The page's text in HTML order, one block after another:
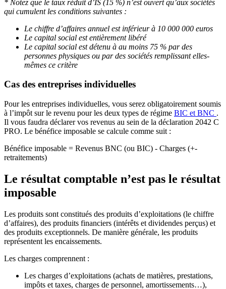
* Notez que le taux réduit d’IS (15 %) n’est ouvert qu’aux sociétés
qui cumulent les conditions suivantes :
Le chiffre d’affaires annuel est inférieur à 10 000 000 euros
Le capital social est entièrement libéré
Le capital social est détenu à au moins 75 % par des
personnes physiques ou par des sociétés remplissant elles-
mêmes ce critère
Cas des entreprises individuelles
Pour les entreprises individuelles, vous serez obligatoirement soumis
à l’impôt sur le revenu pour les deux types de régime BIC et BNC .
Il vous faudra déclarer vos revenus au sein de la déclaration 2042 C
PRO. Le bénéfice imposable se calcule comme suit :
Bénéfice imposable = Revenus BNC (ou BIC) - Charges (+-
retraitements)
Le résultat comptable n’est pas le résultat
imposable
Les produits sont constitués des produits d’exploitations (le chiffre
d’affaires), des produits financiers (intérêts et dividendes perçus) et
des produits exceptionnels. De manière générale, les produits
représentent les encaissements.
Les charges comprennent :
Les charges d’exploitations (achats de matières, prestations,
impôts et taxes, charges de personnel, amortissements…),